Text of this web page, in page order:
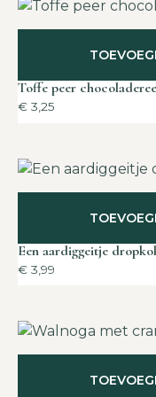
Toffe peer
€ 3,25
Een aardiggeitje
€ 3,99